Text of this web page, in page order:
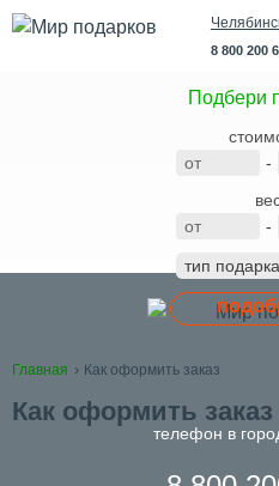
8 800 200
Подбери
-
-
Главная Как оформить заказ
Как оформить заказ
телефон в